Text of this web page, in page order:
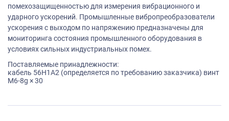
помехозащищенностью для измерения вибрационного и
ударного ускорений. Промышленные вибропреобразователи
ускорения с выходом по напряжению предназначены для
мониторинга состояния промышленного оборудования в
условиях сильных индустриальных помех.
Поставляемые принадлежности:
кабель 56H1А2 (определяется по требованию заказчика) винт
M6-8g × 30